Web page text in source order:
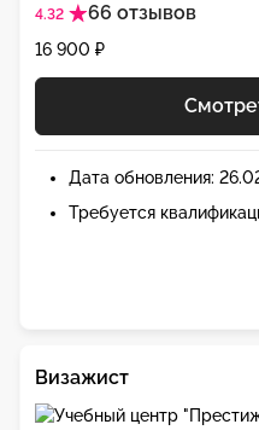
4.32 66 отзывов
16 900 ₽
Дата обновления:
Требуется
Визажист